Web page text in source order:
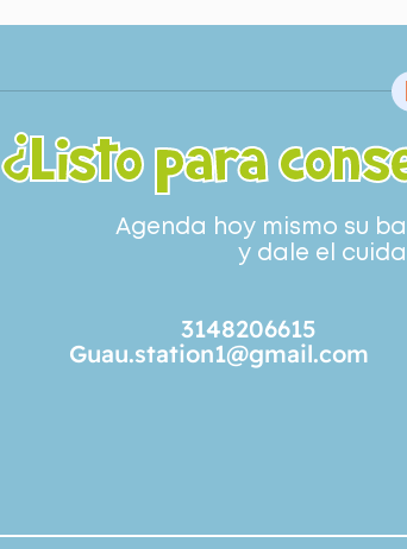
¿Listo para
Agenda hoy mismo su
y dale el
3148206615
Guau.station1@gmail.com